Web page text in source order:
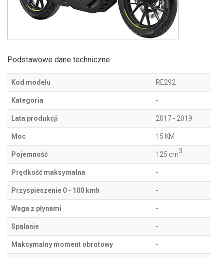
Podstawowe dane techniczne
Kod modelu RE292
Kategoria -
Lata produkcji 2017 - 2019
Moc 15 KM
Pojemność 125 cm3
Prędkość maksymalna -
Przyspieszenie 0 - 100 kmh -
Waga z płynami -
Spalanie -
Maksymalny moment obrotowy -